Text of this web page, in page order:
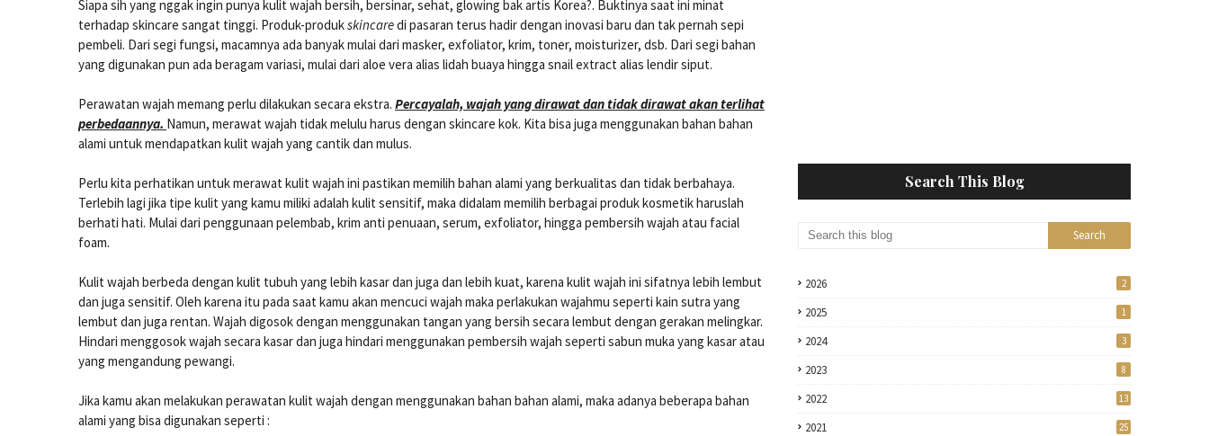
Siapa sih yang nggak ingin punya kulit wajah bersih, bersinar, sehat, glowing bak artis Korea?. Buktinya saat ini minat
terhadap skincare sangat tinggi. Produk-produkskincaredi pasaran terus hadir dengan inovasi baru dan tak pernah sepi
pembeli. Dari segi fungsi, macamnya ada banyak mulai dari masker, exfoliator, krim, toner, moisturizer, dsb. Dari segi bahan
yang digunakan pun ada beragam variasi, mulai dari aloe vera alias lidah buaya hingga snail extract alias lendir siput.
Perawatan wajah memang perlu dilakukan secara ekstra. Percayalah, wajah yang dirawat dan tidak dirawat akan terlihat
perbedaannya. Namun, merawat wajah tidak melulu harus dengan skincare kok. Kita bisa juga menggunakan bahan bahan
alami untuk mendapatkan kulit wajah yang cantik dan mulus.
Perlu kita perhatikan untuk merawat kulit wajah ini pastikan memilih bahan alami yang berkualitas dan tidak berbahaya.
Terlebih lagi jika tipe kulit yang kamu miliki adalah kulit sensitif, maka didalam memilih berbagai produk kosmetik haruslah
berhati hati. Mulai dari penggunaan pelembab, krim anti penuaan, serum, exfoliator, hingga pembersih wajah atau facial
foam.
Kulit wajah berbeda dengan kulit tubuh yang lebih kasar dan juga dan lebih kuat, karena kulit wajah ini sifatnya lebih lembut
dan juga sensitif. Oleh karena itu pada saat kamu akan mencuci wajah maka perlakukan wajahmu seperti kain sutra yang
lembut dan juga rentan. Wajah digosok dengan menggunakan tangan yang bersih secara lembut dengan gerakan melingkar.
Hindari menggosok wajah secara kasar dan juga hindari menggunakan pembersih wajah seperti sabun muka yang kasar atau
yang mengandung pewangi.
Jika kamu akan melakukan perawatan kulit wajah dengan menggunakan bahan bahan alami, maka adanya beberapa bahan
alami yang bisa digunakan seperti :
Search This Blog
2026 2
2025 1
2024 3
2023 8
2022 13
2021 25